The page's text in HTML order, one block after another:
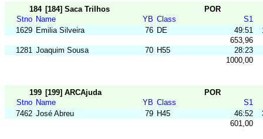
184 [184] Saca Trilhos
POR
Stno Name YB Class
S1
1629 Emilia Silveira 76 DE 49:51
653,96
1281 Joaquim Sousa 70 H55
28:23
1000,00
199 [199] ARCAjuda
POR
Stno Name YB Class
S1
7462 José Abreu 79 H45 46:52
601,00